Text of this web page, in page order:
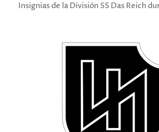
Insignias de la División SS Das Reich